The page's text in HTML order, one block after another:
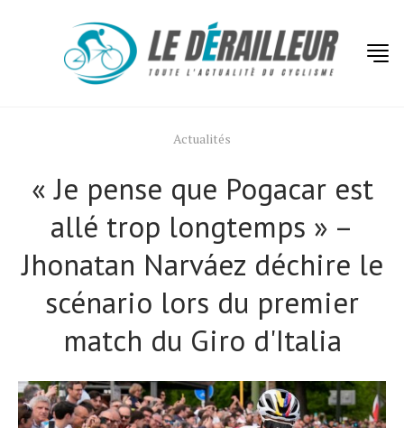
Actualités
« Je pense que Pogacar est
allé trop longtemps » –
Jhonatan Narváez déchire le
scénario lors du premier
match du Giro d'Italia